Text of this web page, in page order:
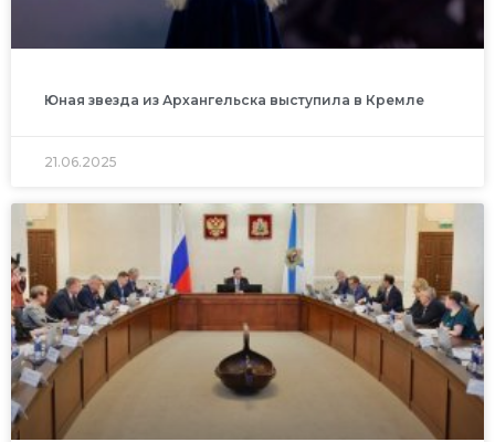
Юная звезда из Архангельска выступила в Кремле
21.06.2025